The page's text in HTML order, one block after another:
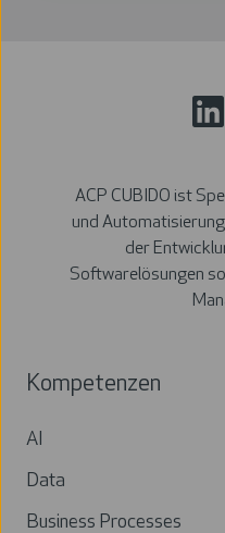
ACP CUBIDO ist
und
der
Softwarelösungen
Kompetenzen
AI
Data
Business Processes